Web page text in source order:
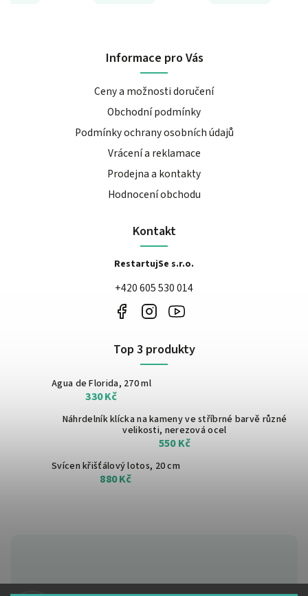
Informace pro Vás
Ceny a možnosti doručení
Obchodní podmínky
Podmínky ochrany osobních údajů
Vrácení a reklamace
Prodejna a kontakty
Hodnocení obchodu
Kontakt
RestartujSe s.r.o.
+420 605 530 014
Top 3 produkty
Agua de Florida, 270 ml
330 Kč
Náhrdelník klícka na kameny ve stříbrné barvě různé
velikosti, nerezová ocel
550 Kč
Svícen křišťálový lotos, 20 cm
880 Kč